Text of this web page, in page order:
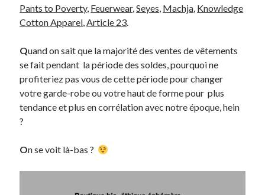
JFdansC’était pas mieux avant… à Lyon
littleceltdansComment j’ai opéré ma vélorution toute personnelle
Renaud DucherdansComment j’ai opéré ma vélorution toute
personnelle
On parle de quoi ?
A Lyon
Coup de coeur
Pants to Poverty, Feuerwear,Seyes, Machja, Knowledge
Cotton Apparel,Article 23.
Quand on sait que la majorité des ventes de vêtements
se fait pendant la période des soldes, pourquoi ne
profiteriez pas vous de cette période pour changer
votre garde-robe ou votre haut de forme pour plus
tendance et plus en corrélation avec notre époque, hein
?
On se voit là-bas ?